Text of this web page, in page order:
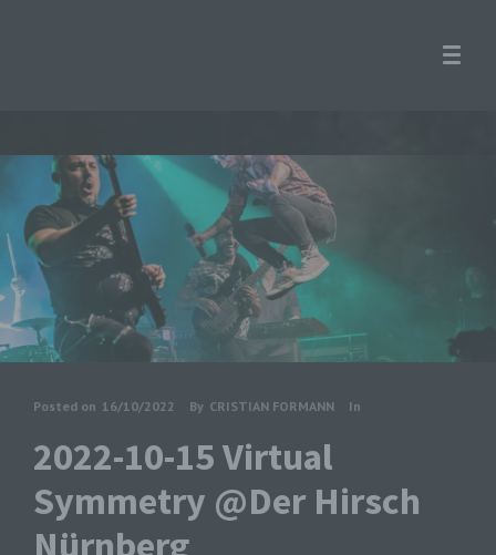
Posted on 16/10/2022 By CRISTIAN FORMANN In
2022-10-15 Virtual
Symmetry @Der Hirsch
Nürnberg